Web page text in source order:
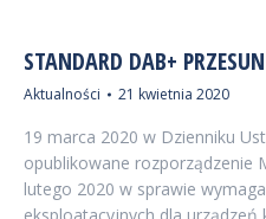
STANDARD DAB+
Aktualności 21 kwietnia 2020
19 marca 2020 w Dzienniku
opublikowane rozporządzenie
lutego 2020 w sprawie
eksploatacyjnych dla urządzeń